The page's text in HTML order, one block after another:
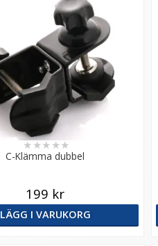
C-Klämma dubbel
★★★★★
199 kr
LÄGG I VARUKORG